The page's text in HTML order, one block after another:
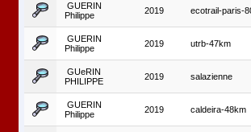
GUERIN
Philippe
2019 ecotrail-paris-
GUERIN
Philippe
2019 utrb-47km
GUeRIN
PHILIPPE
2019 salazienne
GUERIN
Philippe
2019 caldeira-48km